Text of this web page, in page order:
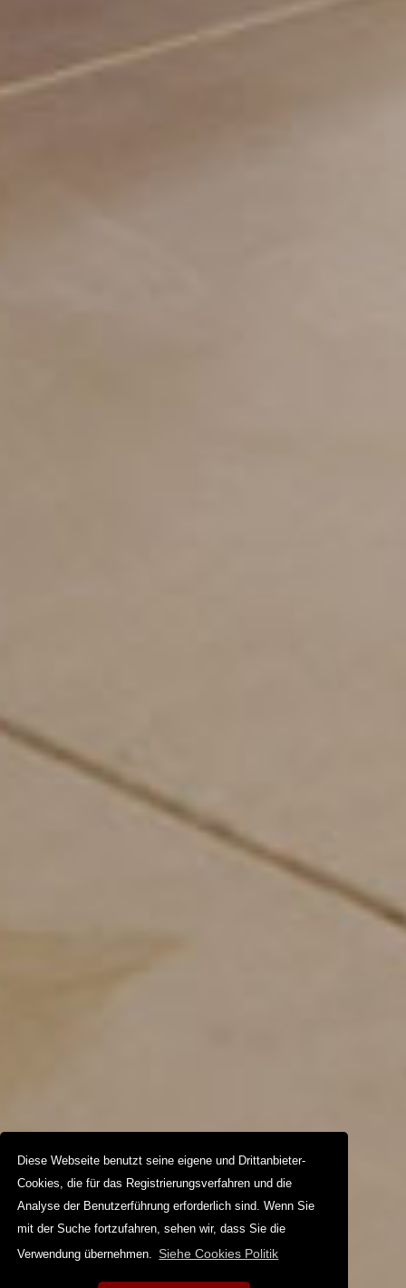
Diese Webseite benutzt seine eigene und Drittanbieter-
Cookies, die für das Registrierungsverfahren und die
Analyse der Benutzerführung erforderlich sind. Wenn Sie
mit der Suche fortzufahren, sehen wir, dass Sie die
Verwendung übernehmen. Siehe Cookies Politik